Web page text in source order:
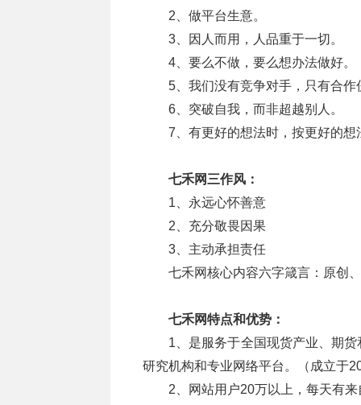
2、做平台生意。
3、因人而用，人品重于一切。
4、要么不做，要么想办法做好。
5、我们没有竞争对手，只有合作
6、突破自我，而非超越别人。
7、有更好的想法时，按更好的
七禾网三作风：
1、永远心怀善意
2、充分敬畏因果
3、主动承担责任
七禾网核心内容六字箴言：原创
七禾网特点和优势：
1、是服务于全国现货产业、期
研究机构和专业网络平台。（成立于
2、网站用户20万以上，每天有